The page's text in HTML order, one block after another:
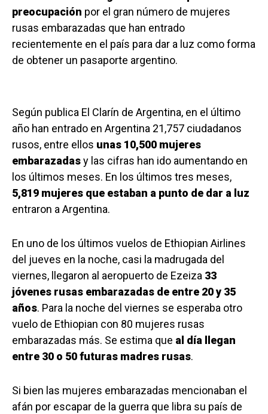
preocupación por el gran número de mujeres
rusas embarazadas que han entrado
recientemente en el país para dar a luz como forma
de obtener un pasaporte argentino.
Según publica El Clarín de Argentina, en el último
año han entrado en Argentina 21,757 ciudadanos
rusos, entre ellos unas 10,500 mujeres
embarazadasy las cifras han ido aumentando en
los últimos meses. En los últimos tres meses,
5,819 mujeres que estaban a punto de dar a luz
entraron a Argentina.
En uno de los últimos vuelos de Ethiopian Airlines
del jueves en la noche, casi la madrugada del
viernes, llegaron al aeropuerto de Ezeiza 33
jóvenes rusas embarazadas de entre 20 y 35
años. Para la noche del viernes se esperaba otro
vuelo de Ethiopian con 80 mujeres rusas
embarazadas más. Se estima que al día llegan
entre 30 o 50 futuras madres rusas.
Si bien las mujeres embarazadas mencionaban el
afán por escapar de la guerra que libra su país de